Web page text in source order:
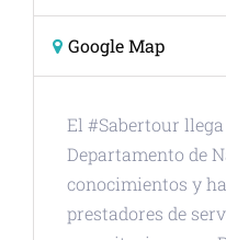
Google Map
El #Sabertour
Departamento de
conocimientos y
prestadores de